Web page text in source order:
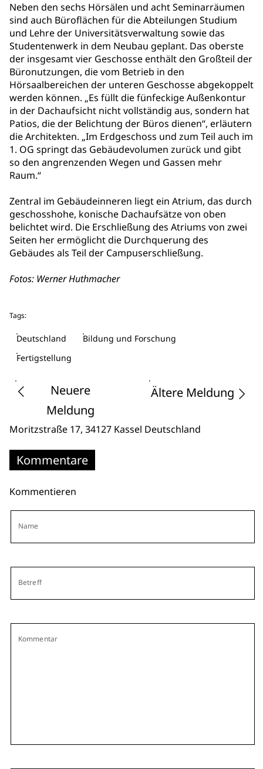
Neben den sechs Hörsälen und acht Seminarräumen
sind auch Büroflächen für die Abteilungen Studium
und Lehre der Universitätsverwaltung sowie das
Studentenwerk in dem Neubau geplant. Das oberste
der insgesamt vier Geschosse enthält den Großteil der
Büronutzungen, die vom Betrieb in den
Hörsaalbereichen der unteren Geschosse abgekoppelt
werden können. „Es füllt die fünfeckige Außenkontur
in der Dachaufsicht nicht vollständig aus, sondern hat
Patios, die der Belichtung der Büros dienen“, erläutern
die Architekten. „Im Erdgeschoss und zum Teil auch im
1. OG springt das Gebäudevolumen zurück und gibt
so den angrenzenden Wegen und Gassen mehr
Raum.“
Zentral im Gebäudeinneren liegt ein Atrium, das durch
geschosshohe, konische Dachaufsätze von oben
belichtet wird. Die Erschließung des Atriums von zwei
Seiten her ermöglicht die Durchquerung des
Gebäudes als Teil der Campuserschließung.
Fotos: Werner Huthmacher
Tags:
Deutschland
Bildung und Forschung
Fertigstellung
Neuere
Meldung
Ältere Meldung
Moritzstraße 17, 34127 Kassel Deutschland
Kommentare
Kommentieren
Name
Betreff
Kommentar